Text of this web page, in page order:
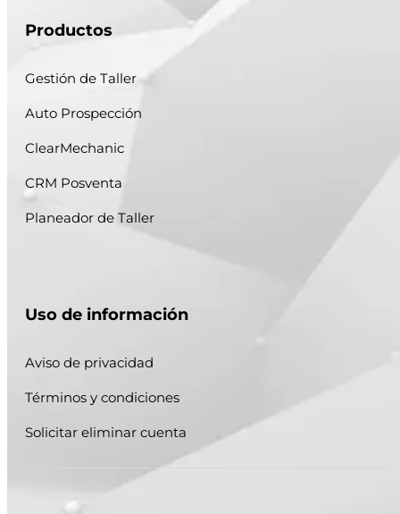
Productos
Gestión de Taller
Auto Prospección
ClearMechanic
CRM Posventa
Planeador de Taller
Uso de información
Aviso de privacidad
Términos y condiciones
Solicitar eliminar cuenta